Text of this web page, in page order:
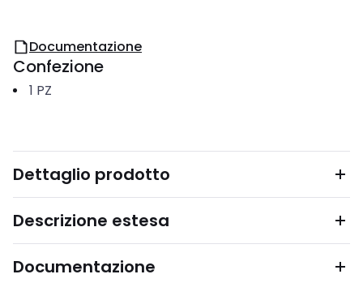
Documentazione
Confezione
1 PZ
Dettaglio prodotto
Descrizione estesa
Documentazione